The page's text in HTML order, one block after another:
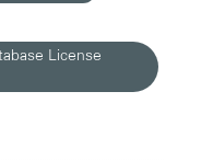
License